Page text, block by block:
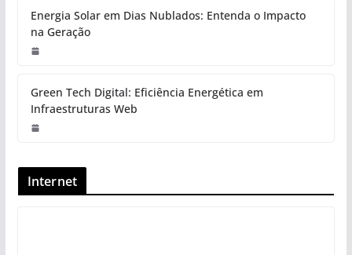
Energia Solar em Dias Nublados: Entenda o Impacto
na Geração
Green Tech Digital: Eficiência Energética em
Infraestruturas Web
Internet